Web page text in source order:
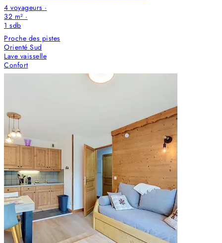
4 voyageurs ·
32 m² ·
1sdb
Proche des pistes
Orienté Sud
Lave vaisselle
Confort